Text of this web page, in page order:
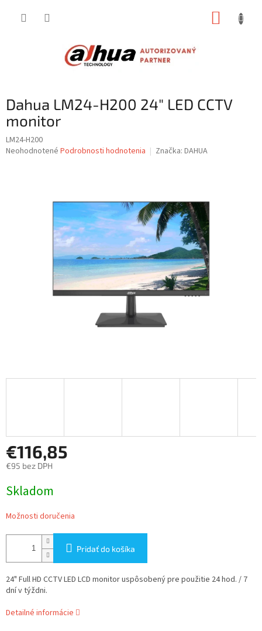
Dahua LM24-H200 24" LED CCTV
monitor
LM24-H200
Priemerné
Neohodnotené Podrobnosti hodnotenia Značka: DAHUA
€116,85
€95 bez DPH
cena:
Skladom
Možnosti doručenia
Pridať do košíka
24" Full HD CCTV LED LCD monitor uspôsobený pre použitie 24 hod. / 7
dní v týždni.
Detailné informácie